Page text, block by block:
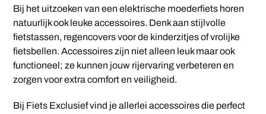
Bij het uitzoeken van een elektrische moederfiets horen
natuurlijk ook leuke accessoires. Denk aan stijlvolle
fietstassen, regencovers voor de kinderzitjes of vrolijke
fietsbellen. Accessoires zijn niet alleen leuk maar ook
functioneel; ze kunnen jouw rijervaring verbeteren en
zorgen voor extra comfort en veiligheid.
Bij Fiets Exclusief vind je allerlei accessoires die perfect